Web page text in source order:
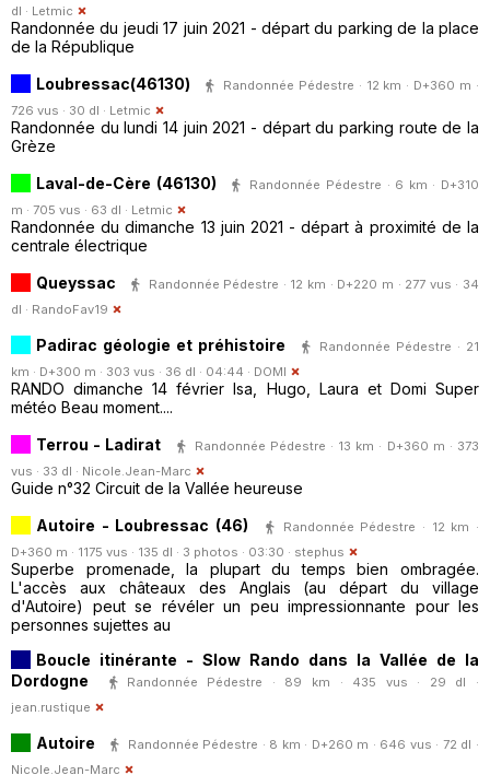
dl · Letmic
Randonnée du jeudi 17 juin 2021 - départ du parking de la place
de la République
Loubressac(46130)
Randonnée Pédestre · 12 km · D+360 m ·
726 vus · 30 dl · Letmic
Randonnée du lundi 14 juin 2021 - départ du parking route de la
Grèze
Laval-de-Cère (46130)
Randonnée Pédestre · 6 km · D+310
m · 705 vus · 63 dl · Letmic
Randonnée du dimanche 13 juin 2021 - départ à proximité de la
centrale électrique
Queyssac
Randonnée Pédestre · 12 km · D+220 m · 277 vus · 34
dl · RandoFav19
Padirac géologie et préhistoire
Randonnée Pédestre · 21
km · D+300 m · 303 vus · 36 dl · 04:44 · DOMI
RANDO dimanche 14 février Isa, Hugo, Laura et Domi Super
météo Beau moment....
Terrou - Ladirat
Randonnée Pédestre · 13 km · D+360 m · 373
vus · 33 dl · Nicole.Jean-Marc
Guide n°32 Circuit de la Vallée heureuse
Autoire - Loubressac (46)
Randonnée Pédestre · 12 km ·
D+360 m · 1175 vus · 135 dl · 3 photos · 03:30 · stephus
Superbe promenade, la plupart du temps bien ombragée.
L'accès aux châteaux des Anglais (au départ du village
d'Autoire) peut se révéler un peu impressionnante pour les
personnes sujettes au
Boucle itinérante - Slow Rando dans la Vallée de la
Dordogne
Randonnée Pédestre · 89 km · 435 vus · 29 dl ·
jean.rustique
Autoire
Randonnée Pédestre · 8 km · D+260 m · 646 vus · 72 dl ·
Nicole.Jean-Marc